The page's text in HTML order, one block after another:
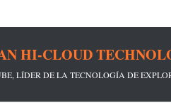
HI-CLOUD
LÍDER DE LA TECNOLOGÍA DE